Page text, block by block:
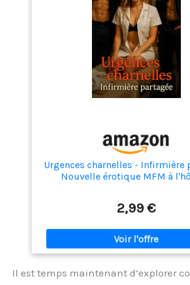
Urgences charnelles - Infirmière
Nouvelle érotique MFM à
2,99 €
Il est temps maintenant d’explorer